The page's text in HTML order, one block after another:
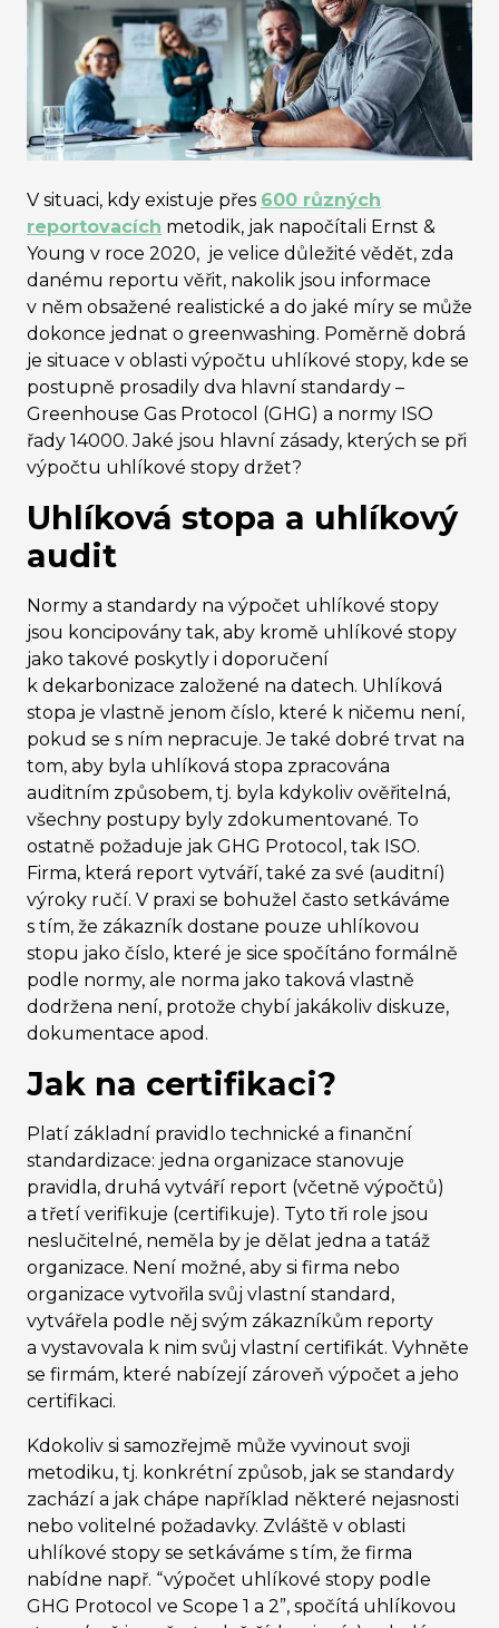
V situaci, kdy existuje přes 600 různých
reportovacích metodik, jak napočítali Ernst &
Young v roce 2020, je velice důležité vědět, zda
danému reportu věřit, nakolik jsou informace
v něm obsažené realistické a do jaké míry se může
dokonce jednat o greenwashing. Poměrně dobrá
je situace v oblasti výpočtu uhlíkové stopy, kde se
postupně prosadily dva hlavní standardy –
Greenhouse Gas Protocol (GHG) a normy ISO
řady 14000. Jaké jsou hlavní zásady, kterých se při
výpočtu uhlíkové stopy držet?
Uhlíková stopa a uhlíkový
audit
Normy a standardy na výpočet uhlíkové stopy
jsou koncipovány tak, aby kromě uhlíkové stopy
jako takové poskytly i doporučení
k dekarbonizace založené na datech. Uhlíková
stopa je vlastně jenom číslo, které k ničemu není,
pokud se s ním nepracuje. Je také dobré trvat na
tom, aby byla uhlíková stopa zpracována
auditním způsobem, tj. byla kdykoliv ověřitelná,
všechny postupy byly zdokumentované. To
ostatně požaduje jak GHG Protocol, tak ISO.
Firma, která report vytváří, také za své (auditní)
výroky ručí. V praxi se bohužel často setkáváme
s tím, že zákazník dostane pouze uhlíkovou
stopu jako číslo, které je sice spočítáno formálně
podle normy, ale norma jako taková vlastně
dodržena není, protože chybí jakákoliv diskuze,
dokumentace apod.
Jak na certifikaci?
Platí základní pravidlo technické a finanční
standardizace: jedna organizace stanovuje
pravidla, druhá vytváří report (včetně výpočtů)
a třetí verifikuje (certifikuje). Tyto tři role jsou
neslučitelné, neměla by je dělat jedna a tatáž
organizace. Není možné, aby si firma nebo
organizace vytvořila svůj vlastní standard,
vytvářela podle něj svým zákazníkům reporty
a vystavovala k nim svůj vlastní certifikát. Vyhněte
se firmám, které nabízejí zároveň výpočet a jeho
certifikaci.
Kdokoliv si samozřejmě může vyvinout svoji
metodiku, tj. konkrétní způsob, jak se standardy
zachází a jak chápe například některé nejasnosti
nebo volitelné požadavky. Zvláště v oblasti
uhlíkové stopy se setkáváme s tím, že firma
nabídne např. “výpočet uhlíkové stopy podle
GHG Protocol ve Scope 1 a 2”, spočítá uhlíkovou